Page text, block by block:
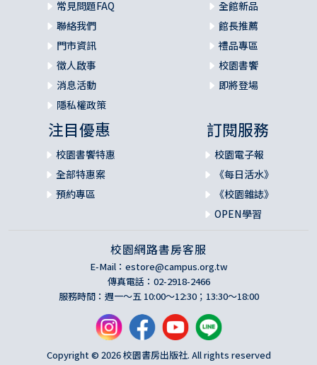
的、美學的驚喜感動，但我從未個人親身經歷上帝的同在。
這並不需要學什麼禱告技巧的知識，只是一種自己前去抓取
望與失敗所觸發的。這種經歷需要另一本不同的書來深入解
釋，在此我需要說的是：信仰之旅絕非僅是一種心智上的操
第三種障礙是一種社會障礙。我亟需要找到一個「第三陣
營」，一群關心世上公義，而又能以上帝本性為基礎，而非
靠自己主觀感受行事的基督徒。當我得著這樣的一群「弟兄
幫」與姊妹（同等重要）時，對我而言，事情開始改變。這
三種障礙並不會很快的解體，也沒有解決的順序，相反的，
它們是糾結並互賴在一起的。我並無任何有條理的方法去解
決它們，只有後見之明讓我看到，當時這三個障礙是如何同
造與創始新基督徒社群感到興趣，這代表要去牧會與服事，
所以畢業幾年後，我就進入這個職場。
來自曼哈頓的觀點
一九八○末期，內人凱西（Cathy）與我，帶著我們的三個幼
常見問題FAQ
聯絡我們
門市資訊
徵人啟事
消息活動
隱私權政策
全館新品
館長推薦
禮品專區
校園書饗
即將登場
注目優惠
校園書饗特惠
全部特惠案
預約專區
訂閱服務
校園電子報
《每日活水》
《校園雜誌》
OPEN學習
校園網路書房客服
E-Mail： estore@campus.org.tw
傳真電話：02-2918-2466
服務時間：週一～五 10:00～12:30；13:30～18:00
Copyright © 2026 校園書房出版社. All rights reserved